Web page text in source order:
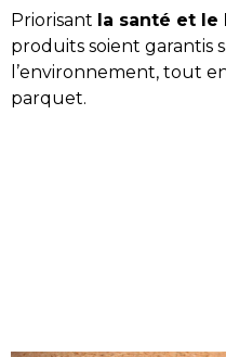
Priorisant la santé et le
produits soient garantis
l’environnement, tout
parquet.